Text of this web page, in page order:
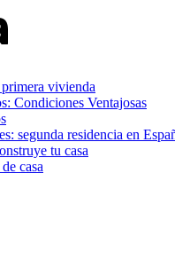
vivienda
Condiciones Ventajosas
segunda residencia en
tu casa
casa